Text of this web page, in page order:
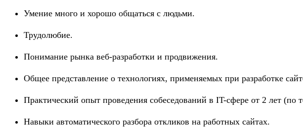
Умение много и хорошо общаться с людьми.
Трудолюбие.
Понимание рынка веб-разработки и продвижения.
Общее представление о технологиях, применяемых при разработке
Практический опыт проведения собеседований в IT-сфере от 2 лет (по
Навыки автоматического разбора откликов на работных сайтах.